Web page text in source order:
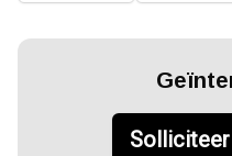
Solliciteer